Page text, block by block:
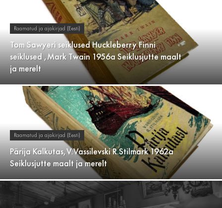
Raamatud ja ajakirjad (Eesti)
Tom Sawyeri seiklused Huckleberry Finni
seiklused ,Mark Twain 1956a Seiklusjutte maalt
ja merelt
Raamatud ja ajakirjad (Eesti)
Pärija Kalkutas,V.Vassilevski R.Stilmark 1962a
Seiklusjutte maalt ja merelt